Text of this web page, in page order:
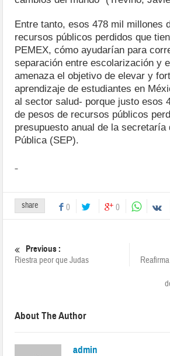
Entre tanto, esos 478 mil millones
recursos públicos perdidos que
PEMEX, cómo ayudarían para
separación entre escolarización y
amenaza el objetivo de elevar y
aprendizaje de estudiantes en
al sector salud- porque justo esos
de pesos de recursos públicos
presupuesto anual de la secretaría
Pública (SEP).
share 0 0
Previous :
Riestra peor que Judas
About The Author
admin